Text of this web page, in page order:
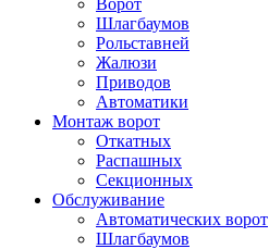
Ворот
Шлагбаумов
Рольставней
Жалюзи
Приводов
Автоматики
Монтаж ворот
Откатных
Распашных
Секционных
Обслуживание
Автоматических ворот
Шлагбаумов